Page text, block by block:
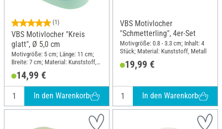
(1)
VBS Motivlocher "Kreis
glatt", Ø 5,0 cm
Motivgröße: 5 cm; Länge: 11 cm;
Breite: 7 cm; Material: Kunststoff,
14,99 €
In den Warenkorb
VBS Motivlocher
"Schmetterling", 4er-Set
Motivgröße: 0.8 - 3.3 cm; Inhalt: 4
Stück; Material: Kunststoff, Metall
19,99 €
In den Warenkorb